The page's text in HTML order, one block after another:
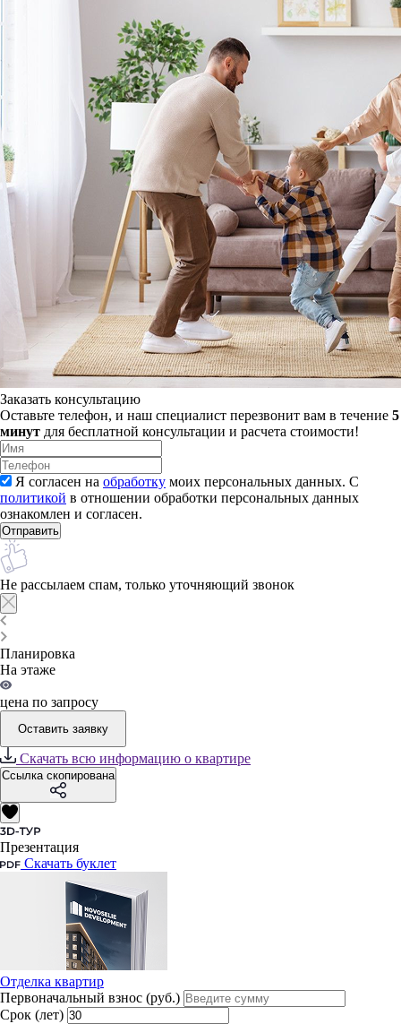
Заказать консультацию
Оставьте телефон, и наш специалист перезвонит вам в течение 5
минут для бесплатной консультации и расчета стоимости!
Я согласен на обработку моих персональных данных. С
политикой в отношении обработки персональных данных
ознакомлен и согласен.
Не рассылаем спам, только уточняющий звонок
Планировка
На этаже
цена по запросу
Оставить заявку
Скачать всю информацию о квартире
Ссылка скопирована
Презентация
Скачать буклет
Отделка квартир
Первоначальный взнос (руб.)
Срок (лет)